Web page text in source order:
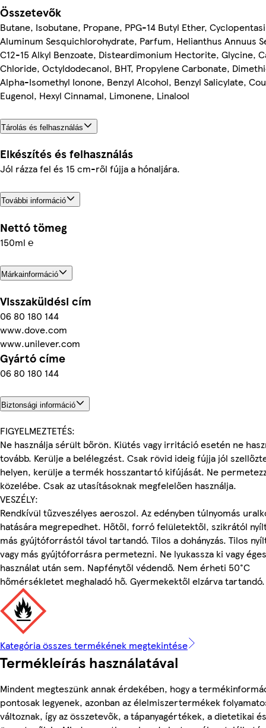
Összetevők
Butane, Isobutane, Propane, PPG-14 Butyl Ether,
Aluminum Sesquichlorohydrate, Parfum, Helianthus Annuus
C12-15 Alkyl Benzoate, Disteardimonium Hectorite, Glycine,
Chloride, Octyldodecanol, BHT, Propylene Carbonate,
Alpha-Isomethyl Ionone, Benzyl Alcohol, Benzyl Salicylate,
Eugenol, Hexyl Cinnamal, Limonene, Linalool
Tárolás és felhasználás
Elkészítés és felhasználás
Jól rázza fel és 15 cm-ről fújja a hónaljára.
További információ
Nettó tömeg
150ml ℮
Márkainformáció
Visszaküldési cím
06 80 180 144
www.dove.com
www.unilever.com
Gyártó címe
06 80 180 144
Biztonsági információ
FIGYELMEZTETÉS:
Ne használja sérült bőrön. Kiütés vagy irritáció esetén ne
tovább. Kerülje a belélegzést. Csak rövid ideig fújja jól
helyen, kerülje a termék hosszantartó kifújását. Ne
közelébe. Csak az utasításoknak megfelelően használja.
VESZÉLY:
Rendkívül tűzveszélyes aeroszol. Az edényben túlnyomás
hatására megrepedhet. Hőtől, forró felületektől, szikrától
más gyújtóforrástól távol tartandó. Tilos a dohányzás. Tilos
vagy más gyújtóforrásra permetezni. Ne lyukassza ki vagy
használat után sem. Napfénytől védendő. Nem érheti 50°C
hőmérsékletet meghaladó hő. Gyermekektől elzárva tartandó.
Kategória összes termékének megtekintése
Termékleírás használatával
Mindent megteszünk annak érdekében, hogy a
pontosak legyenek, azonban az élelmiszertermékek
változnak, így az összetevők, a tápanyagértékek, a dietetikai